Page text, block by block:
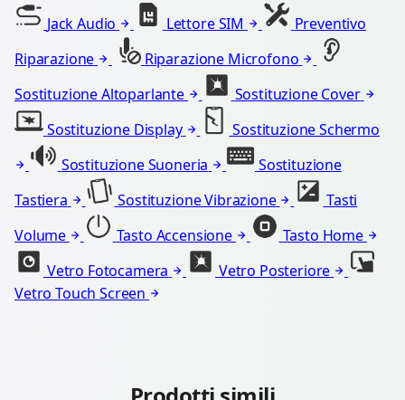
Jack Audio
Lettore SIM
Preventivo
Riparazione
Riparazione Microfono
Sostituzione Altoparlante
Sostituzione Cover
Sostituzione Display
Sostituzione Schermo
Sostituzione Suoneria
Sostituzione
Tastiera
Sostituzione Vibrazione
Tasti
Volume
Tasto Accensione
Tasto Home
Vetro Fotocamera
Vetro Posteriore
Vetro Touch Screen